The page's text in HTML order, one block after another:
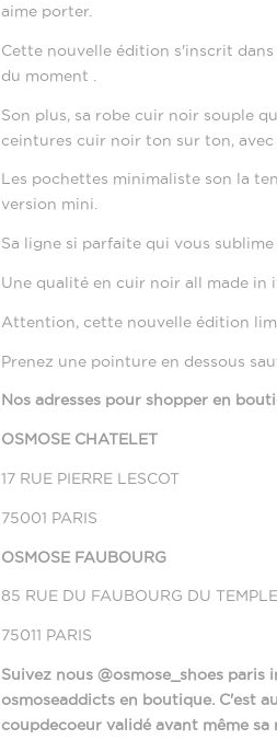
aime porter.
Cette nouvelle édition s'inscrit
du moment .
Son plus, sa robe cuir noir souple
ceintures cuir noir ton sur ton, avec
Les pochettes minimaliste son la
version mini.
Sa ligne si parfaite qui vous
Une qualité en cuir noir all made
Attention, cette nouvelle édition
Prenez une pointure en dessous
Nos adresses pour shopper en
OSMOSE CHATELET
17 RUE PIERRE LESCOT
75001 PARIS
OSMOSE FAUBOURG
85 RUE DU FAUBOURG DU TEMPLE
75011 PARIS
Suivez nous @osmose_shoes
osmoseaddicts en boutique. C'est
coupdecoeur validé avant même sa